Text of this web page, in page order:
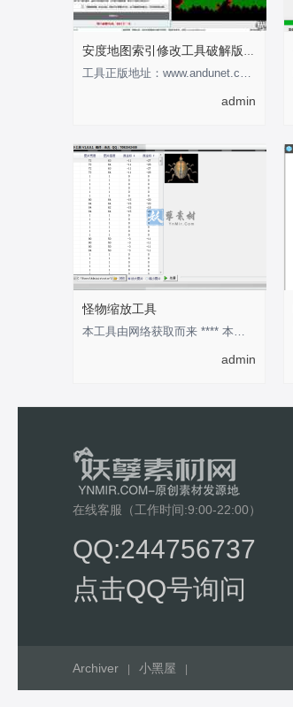
安度地图索引修改工具破解版-支持0-255
工具正版地址：www.andunet.com 制作不易，有经济基础的支持正版软件 以下为正版截
admin
怪物缩放工具
本工具由网络获取而来 **** 本内容被作者隐藏 ****
admin
在线客服（工作时间:9:00-22:00）
QQ:244756737
点击QQ号询问
Archiver 小黑屋